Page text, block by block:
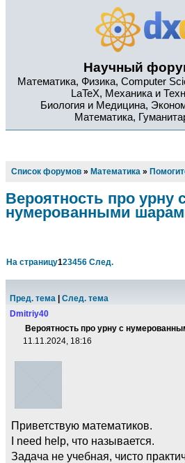
Научный
Математика, Физика, Computer
LaTeX, Механика и
Биология и Медицина,
Математика,
Список форумов » Математика »
Вероятность про урну
нумерованными
На страницу123456 След.
Пред. тема
След. тема
Dmitriy40
Вероятность про урну с
11.11.2024, 18:16
Приветствую математиков.
I need help, что называется.
Задача не учебная, чисто